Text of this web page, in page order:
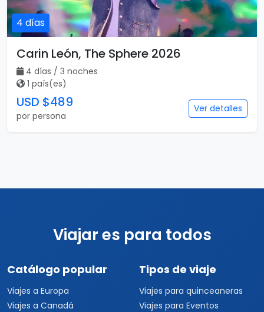
4 días
Carin León, The Sphere 2026
4 días / 3 noches
1 país(es)
USD $489
por persona
Ver detalles
Viajar es para todos
Catálogo popular
Viajes a Europa
Viajes a Canadá
Tipos de viaje
Viajes para quinceaneras
Viajes para Eventos